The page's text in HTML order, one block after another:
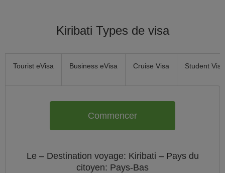
Kiribati Types de visa
Tourist eVisa Business eVisa Cruise Visa Student Visa
Commencer
Le – Destination voyage: Kiribati – Pays du
citoyen: Pays-Bas